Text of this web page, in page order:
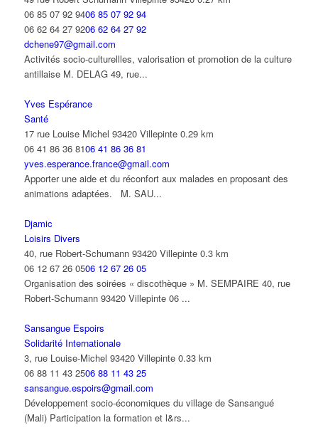
06 85 07 92 9406 85 07 92 94
06 62 64 27 9206 62 64 27 92
dchene97@gmail.com
Activités socio-culturellles, valorisation et promotion de la culture
antillaise M. DELAG 49, rue...
Yves Espérance
Santé
17 rue Louise Michel 93420 Villepinte 0.29 km
06 41 86 36 8106 41 86 36 81
yves.esperance.france@gmail.com
Apporter une aide et du réconfort aux malades en proposant des
animations adaptées. M. SAU...
Djamic
Loisirs Divers
40, rue Robert-Schumann 93420 Villepinte 0.3 km
06 12 67 26 0506 12 67 26 05
Organisation des soirées « discothèque » M. SEMPAIRE 40, rue
Robert-Schumann 93420 Villepinte 06 ...
Sansangue Espoirs
Solidarité Internationale
3, rue Louise-Michel 93420 Villepinte 0.33 km
06 88 11 43 2506 88 11 43 25
sansangue.espoirs@gmail.com
Développement socio-économiques du village de Sansangué
(Mali) Participation la formation et l&rs...